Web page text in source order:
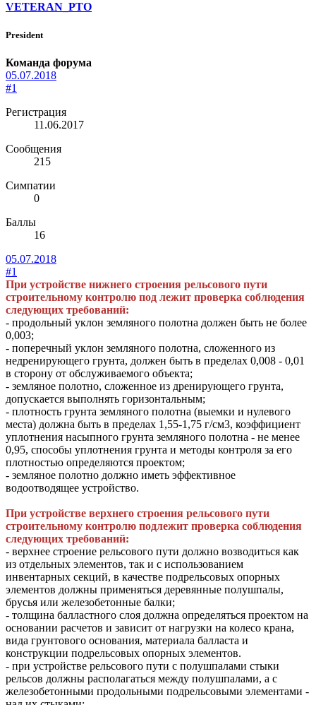
VETERAN_PTO
President
Команда форума
05.07.2018
#1
Регистрация
11.06.2017
Сообщения
215
Симпатии
0
Баллы
16
05.07.2018
#1
При устройстве нижнего строения рельсового пути
строительному контролю под лежит проверка соблюдения
следующих требований:
- продольный уклон земляного полотна должен быть не более
0,003;
- поперечный уклон земляного полотна, сложенного из
недренирующего грунта, должен быть в пределах 0,008 - 0,01
в сторону от обслуживаемого объекта;
- земляное полотно, сложенное из дренирующего грунта,
допускается выполнять горизонтальным;
- плотность грунта земляного полотна (выемки и нулевого
места) должна быть в пределах 1,55-1,75 г/см3, коэффициент
уплотнения насыпного грунта земляного полотна - не менее
0,95, способы уплотнения грунта и методы контроля за его
плотностью определяются проектом;
- земляное полотно должно иметь эффективное
водоотводящее устройство.
При устройстве верхнего строения рельсового пути
строительному контролю подлежит проверка соблюдения
следующих требований:
- верхнее строение рельсового пути должно возводиться как
из отдельных элементов, так и с использованием
инвентарных секций, в качестве подрельсовых опорных
элементов должны применяться деревянные полушпалы,
брусья или железобетонные балки;
- толщина балластного слоя должна определяться проектом на
основании расчетов и зависит от нагрузки на колесо крана,
вида грунтового основания, материала балласта и
конструкции подрельсовых опорных элементов.
- при устройстве рельсового пути с полушпалами стыки
рельсов должны располагаться между полушпалами, а с
железобетонными продольными подрельсовыми элементами -